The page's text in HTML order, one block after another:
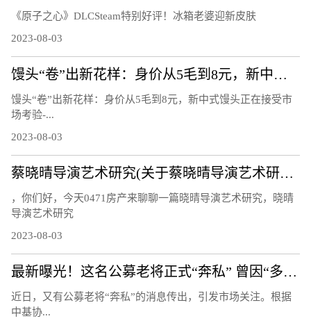
《原子之心》DLCSteam特别好评！冰箱老婆迎新皮肤
2023-08-03
馒头“卷”出新花样：身价从5毛到8元，新中式馒头正在接受市场考验
馒头“卷”出新花样：身价从5毛到8元，新中式馒头正在接受市
场考验-...
2023-08-03
蔡晓晴导演艺术研究(关于蔡晓晴导演艺术研究简述)
，你们好，今天0471房产来聊聊一篇晓晴导演艺术研究，晓晴
导演艺术研究
2023-08-03
最新曝光！这名公募老将正式“奔私” 曾因“多面手”受关注：同时管理指数、量化、主动基金
近日，又有公募老将“奔私”的消息传出，引发市场关注。根据
中基协...